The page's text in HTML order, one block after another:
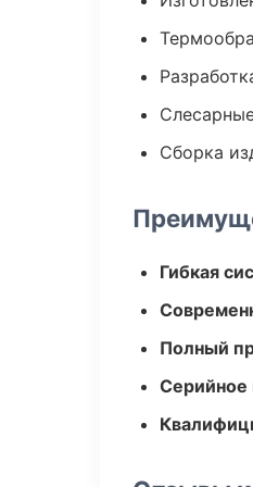
Сборка
Гибкая
Полный
Серийное